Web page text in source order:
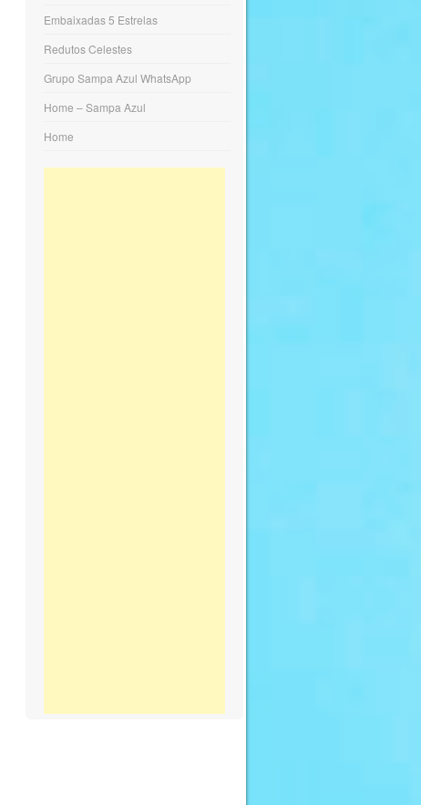
Embaixadas 5 Estrelas
Redutos Celestes
Grupo Sampa Azul WhatsApp
Home – Sampa Azul
Home